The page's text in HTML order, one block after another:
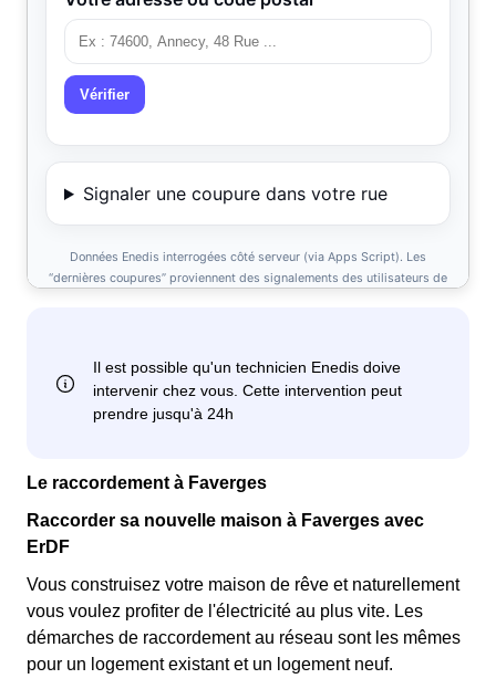
Le raccordement à Faverges
Raccorder sa nouvelle maison à Faverges avec
ErDF
Vous construisez votre maison de rêve et naturellement
vous voulez profiter de l'électricité au plus vite. Les
démarches de raccordement au réseau sont les mêmes
pour un logement existant et un logement neuf.